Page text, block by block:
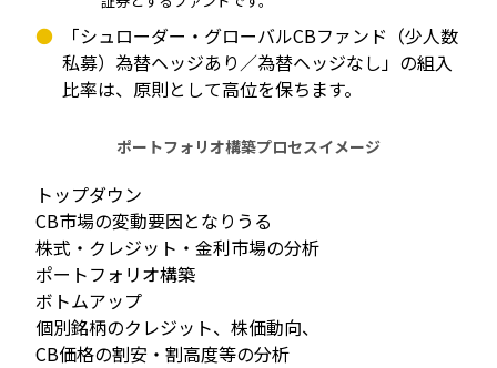
「シュローダー・グローバルCBファンド（少人数
私募）為替ヘッジあり／為替ヘッジなし」の組入
比率は、原則として高位を保ちます。
ポートフォリオ構築プロセスイメージ
トップダウン
CB市場の変動要因となりうる
株式・クレジット・金利市場の分析
ポートフォリオ構築
ボトムアップ
個別銘柄のクレジット、株価動向、
CB価格の割安・割高度等の分析